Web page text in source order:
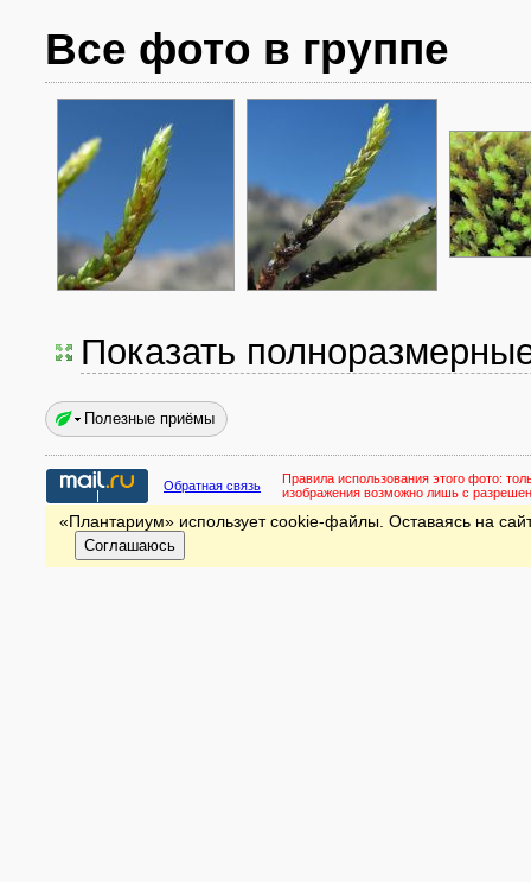
Все фото в группе
Показать
Полезные приёмы
Обратная связь Правила использования этого фото:
изображения возможно лишь с
«Плантариум» использует cookie-файлы. Оставаясь на
Соглашаюсь